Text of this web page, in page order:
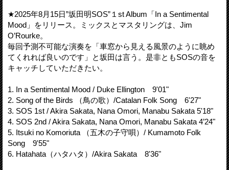
★2025年8月15日”坂田明SOS”１st Album「In a Sentimental
Mood」をリリース。ミックスとマスタリングは、Jim
O’Rourke。
毎回予測不可能な演奏を「車窓から見える風景のように眺め
てくれれば良いのです」と坂田は言う。是非ともSOSの音を
キャッチしていただきたい。
1. In a Sentimental Mood / Duke Ellington 9'01"
2. Song of the Birds （鳥の歌）/Catalan Folk Song 6'27"
3. SOS 1st / Akira Sakata, Nana Omori, Manabu Sakata 5'18"
4. SOS 2nd / Akira Sakata, Nana Omori, Manabu Sakata 4’24"
5. Itsuki no Komoriuta （五木の子守唄）/ Kumamoto Folk
Song 9'55"
6. Hatahata（ハタハタ）/Akira Sakata 8'36"